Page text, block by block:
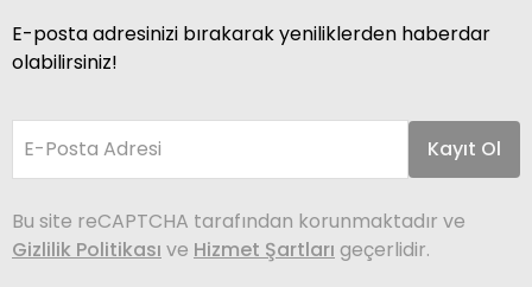
E-posta adresinizi bırakarak yeniliklerden haberdar
olabilirsiniz!
E-Posta Adresi Kayıt Ol
Bu site reCAPTCHA tarafından korunmaktadır ve
Gizlilik Politikası ve Hizmet Şartları geçerlidir.